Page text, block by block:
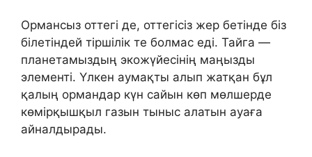
Ормансыз оттегі де, оттегісіз жер бетінде біз
білетіндей тіршілік те болмас еді. Тайга —
планетамыздың экожүйесінің маңызды
элементі. Үлкен аумақты алып жатқан бұл
қалың ормандар күн сайын көп мөлшерде
көмірқышқыл газын тыныс алатын ауаға
айналдырады.